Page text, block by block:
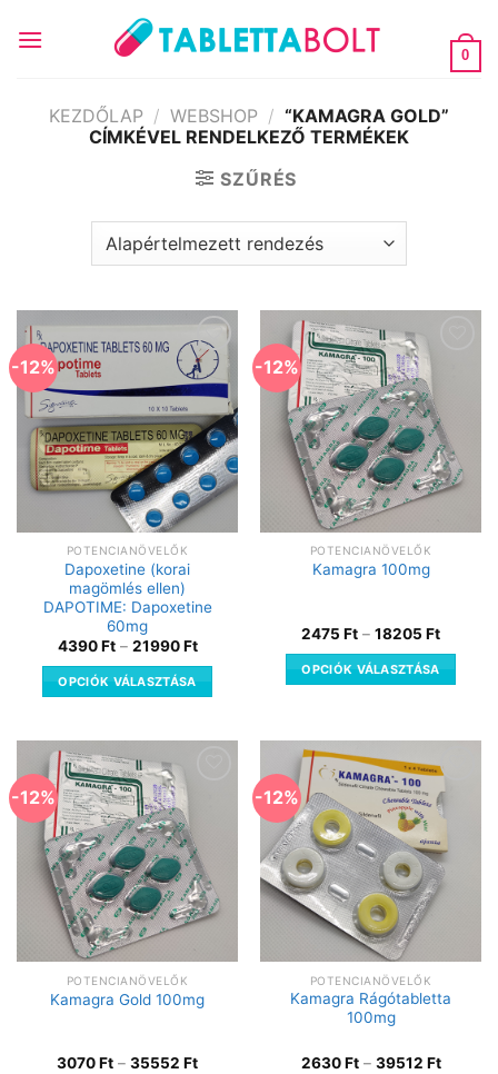
0
KEZDŐLAP / WEBSHOP / “KAMAGRA GOLD”
CÍMKÉVEL RENDELKEZŐ TERMÉKEK
SZŰRÉS
-12% Kedvencekhez
POTENCIANÖVELŐK
Dapoxetine (korai
magömlés ellen)
DAPOTIME: Dapoxetine
60mg
4390Ft– 21990Ft
OPCIÓK VÁLASZTÁSA
-12% Kedvencekhez
POTENCIANÖVELŐK
Kamagra 100mg
2475 Ft – 18205 Ft
OPCIÓK VÁLASZTÁSA
-12% Kedvencekhez
POTENCIANÖVELŐK
Kamagra Gold 100mg
3070Ft – 35552 Ft
-12% Kedvencekhez
POTENCIANÖVELŐK
Kamagra Rágótabletta
100mg
2630Ft– 39512 Ft